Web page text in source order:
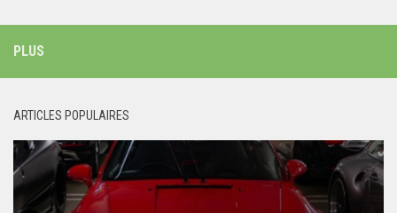
PLUS
ARTICLES POPULAIRES